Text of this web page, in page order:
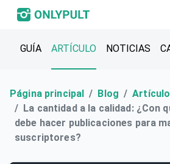
GUÍA ARTÍCULO NOTICIAS
Página principal Blog
Artículo
La cantidad a la calidad: ¿Con
debe hacer publicaciones para
suscriptores?